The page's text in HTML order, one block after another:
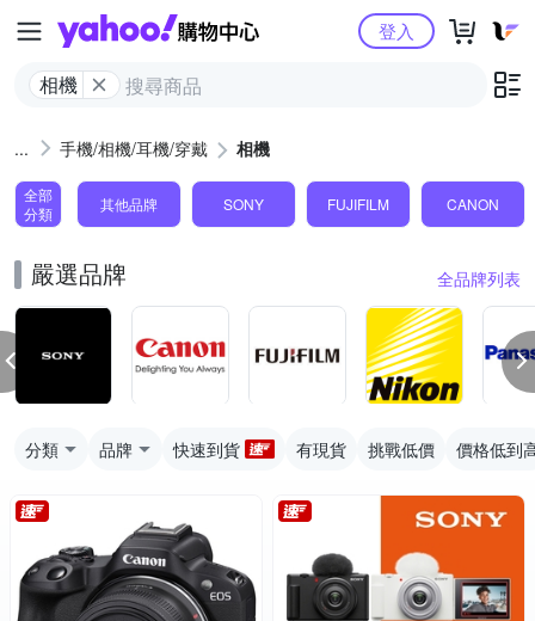
Yahoo購物中心
相機
登入
手機/相機/耳機/穿戴 相機
全部
分類
其他品牌 SONY FUJIFILM CANON
嚴選品牌 全品牌列表
分類 品牌 快速到貨 有現貨 挑戰低價 價格低到